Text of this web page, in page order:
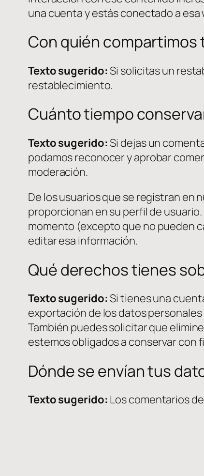
una cuenta y estás conectado a esa
Con quién compartimos
Texto sugerido:Si solicitas un
restablecimiento.
Cuánto tiempo
Texto sugerido:Si dejas un
podamos reconocer y aprobar
moderación.
De los usuarios que se registran en
proporcionan en su perfil de
momento (excepto que no pueden
editar esa información.
Qué derechos tienes
Texto sugerido:Si tienes una
exportación de los datos
También puedes solicitar que
estemos obligados a conservar con
Dónde se envían tus
Texto sugerido: Los comentarios